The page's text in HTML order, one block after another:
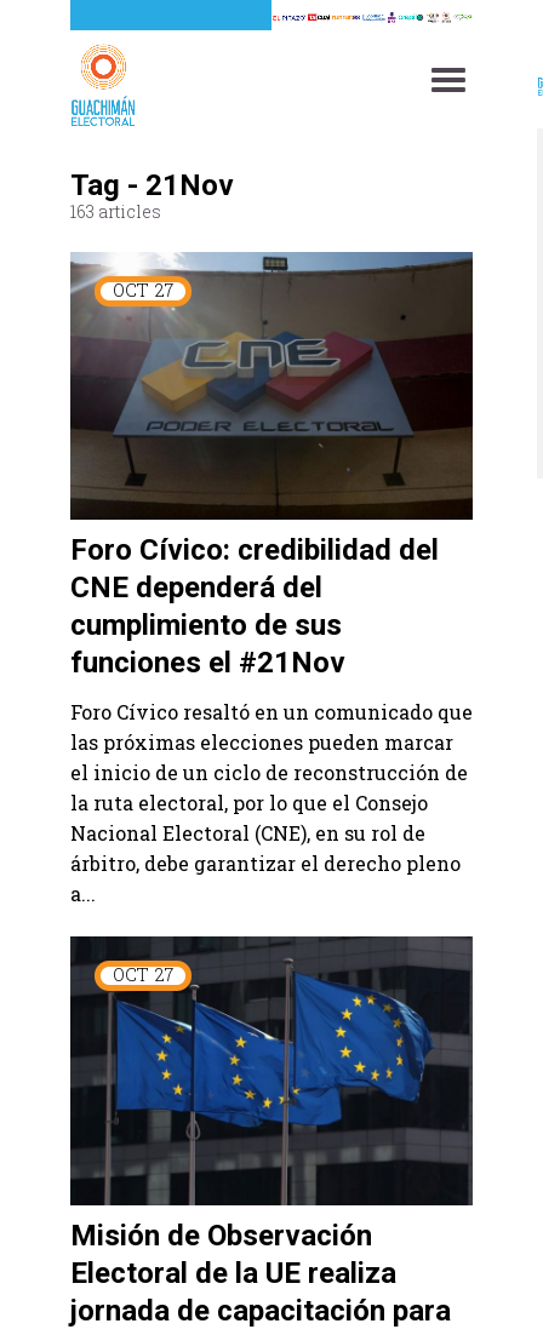
Tag - 21Nov
163 articles
OCT 27
Foro Cívico: credibilidad del
CNE dependerá del
cumplimiento de sus
funciones el #21Nov
Foro Cívico resaltó en un comunicado que
las próximas elecciones pueden marcar
el inicio de un ciclo de reconstrucción de
la ruta electoral, por lo que el Consejo
Nacional Electoral (CNE), en su rol de
árbitro, debe garantizar el derecho pleno
a...
OCT 27
Misión de Observación
Electoral de la UE realiza
jornada de capacitación para